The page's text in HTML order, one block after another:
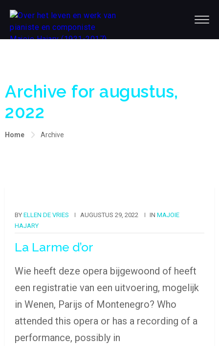
Archive for augustus,
2022
Home Archive
BY ELLEN DE VRIES AUGUSTUS 29, 2022 IN MAJOIE
HAJARY
La Larme d’or
Wie heeft deze opera bijgewoond of heeft
een registratie van een uitvoering, mogelijk
in Wenen, Parijs of Montenegro? Who
attended this opera or has a recording of a
performance, possibly in